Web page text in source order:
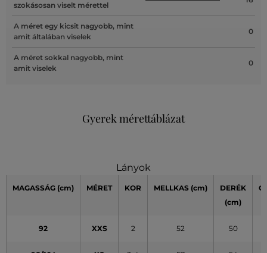
szokásosan viselt mérettel
A méret egy kicsit nagyobb, mint
amit általában viselek
0
A méret sokkal nagyobb, mint
amit viselek
0
Gyerek mérettáblázat
Lányok
MAGASSÁG (cm) MÉRET KOR MELLKAS (cm)
DERÉK
(cm)
92 XXS 2 52 50